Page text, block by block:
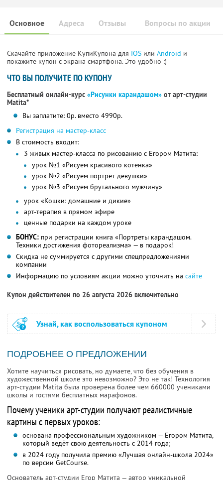
Основное Отзывы Вопросы по акции
Адреса
Скачайте приложение КупиКупона для IOS или Android и
покажите купон с экрана смартфона. Это удобно :)
ЧТО ВЫ ПОЛУЧИТЕ ПО КУПОНУ
Бесплатный онлайн-курс «Рисунки карандашом» от арт-студии
Matita*
Вы заплатите: 0р. вместо 4990р.
Регистрация на мастер-класс
В стоимость входит:
3 живых мастер-класса по рисованию с Егором Матита:
урок №1 «Рисуем красивого котенка»
урок №2 «Рисуем портрет девушки»
урок №3 «Рисуем брутального мужчину»
урок «Кошки: домашние и дикие»
арт-терапия в прямом эфире
ценные подарки на каждом уроке
БОНУС: при регистрации книга «Портреты карандашом.
Техники достижения фотореализма» — в подарок!
Скидка не суммируется с другими спецпредложениями
компании
Информацию по условиям акции можно уточнить на сайте
Купон действителен по 26 августа 2026 включительно
Узнай, как воспользоваться купоном
ПОДРОБНЕЕ О ПРЕДЛОЖЕНИИ
Хотите научиться рисовать, но думаете, что без обучения в
художественной школе это невозможно? Это не так! Технология
арт-студии Matita была проверена более чем 660000 учениками
школы и гостями бесплатных марафонов.
Почему ученики арт-студии получают реалистичные
картины с первых уроков:
основана профессиональным художником — Егором Матита,
который ведёт свою деятельность с 2014 года;
в 2024 году получила премию «Лучшая онлайн-школа 2024»
по версии GetCourse.
Основатель арт-студии Егор Матита — автор уникальной